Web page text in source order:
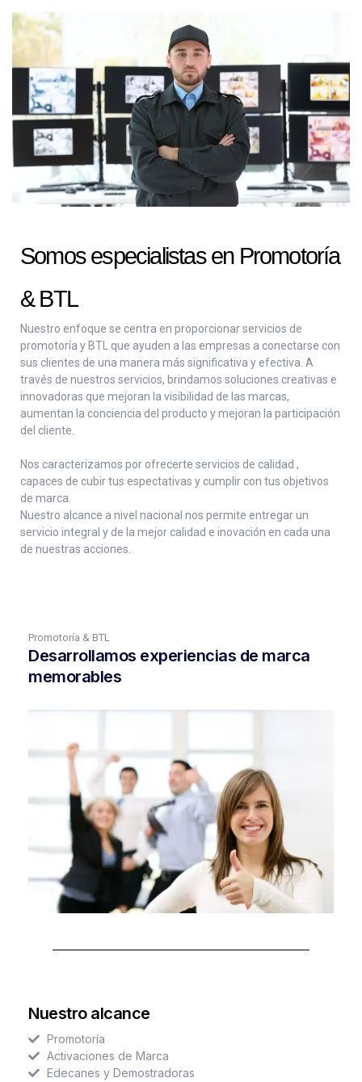
Somos especialistas en Promotoría
& BTL
Nuestro enfoque se centra en proporcionar servicios de
promotoría y BTL que ayuden a las empresas a conectarse con
sus clientes de una manera más significativa y efectiva. A
través de nuestros servicios, brindamos soluciones creativas e
innovadoras que mejoran la visibilidad de las marcas,
aumentan la conciencia del producto y mejoran la participación
del cliente.
Nos caracterizamos por ofrecerte servicios de calidad ,
capaces de cubir tus espectativas y cumplir con tus objetivos
de marca.
Nuestro alcance a nivel nacional nos permite entregar un
servicio integral y de la mejor calidad e inovación en cada una
de nuestras acciones.
Promotoría & BTL
Desarrollamos experiencias de marca
memorables
Nuestro alcance
Promotoría
Activaciones de Marca
Edecanes y Demostradoras